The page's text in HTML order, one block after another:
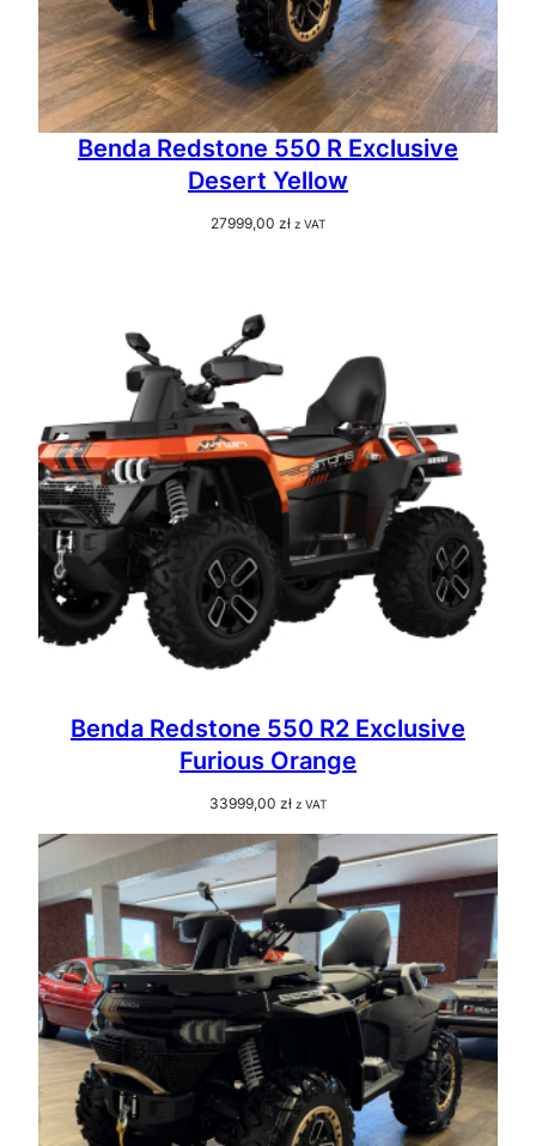
Benda Redstone 550 R Exclusive
Desert Yellow
27999,00 zł z VAT
Benda Redstone 550 R2 Exclusive
Furious Orange
33999,00 zł z VAT